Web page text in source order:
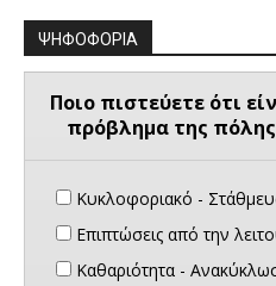
ΨΗΦΟΦΟΡΙΑ
Ποιο πιστεύετε ότι
πρόβλημα της
Κυκλοφοριακό -
Επιπτώσεις από την
Καθαριότητα -